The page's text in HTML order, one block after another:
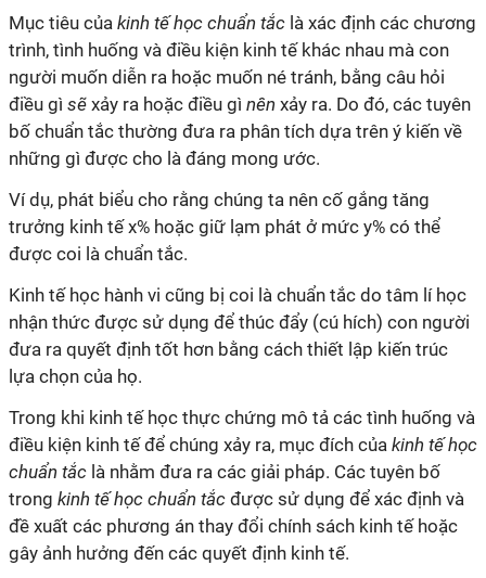
Mục tiêu của kinh tế học chuẩn tắc là xác định các chương
trình, tình huống và điều kiện kinh tế khác nhau mà con
người muốn diễn ra hoặc muốn né tránh, bằng câu hỏi
điều gì sẽ xảy ra hoặc điều gì nên xảy ra. Do đó, các tuyên
bố chuẩn tắc thường đưa ra phân tích dựa trên ý kiến về
những gì được cho là đáng mong ước.
Ví dụ, phát biểu cho rằng chúng ta nên cố gắng tăng
trưởng kinh tế x% hoặc giữ lạm phát ở mức y% có thể
được coi là chuẩn tắc.
Kinh tế học hành vi cũng bị coi là chuẩn tắc do tâm lí học
nhận thức được sử dụng để thúc đẩy (cú hích) con người
đưa ra quyết định tốt hơn bằng cách thiết lập kiến trúc
lựa chọn của họ.
Trong khi kinh tế học thực chứng mô tả các tình huống và
điều kiện kinh tế để chúng xảy ra, mục đích của kinh tế học
chuẩn tắc là nhằm đưa ra các giải pháp. Các tuyên bố
trong kinh tế học chuẩn tắc được sử dụng để xác định và
đề xuất các phương án thay đổi chính sách kinh tế hoặc
gây ảnh hưởng đến các quyết định kinh tế.